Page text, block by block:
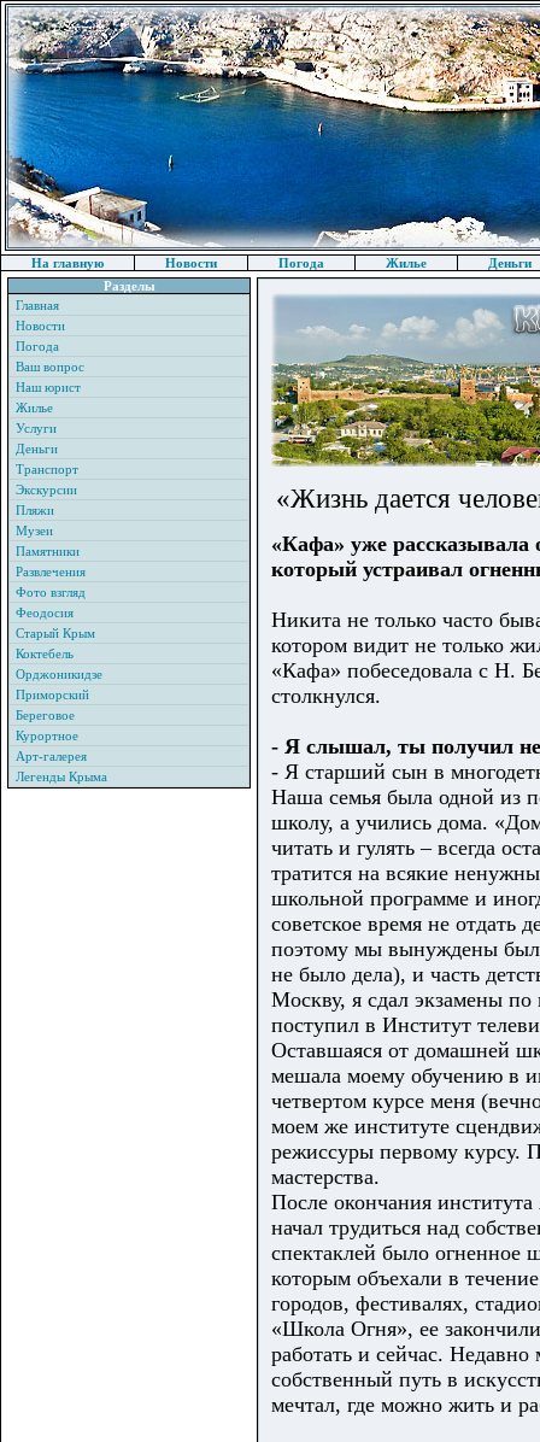
На главную Новости Погода Жилье
Деньги
Разделы
Главная
Новости
Погода
Ваш вопрос
Наш юрист
Жилье
Услуги
Деньги
Транспорт
Экскурсии
Пляжи
Музеи
Памятники
Развлечения
Фото взгляд
Феодосия
Старый Крым
Коктебель
Орджоникидзе
Приморский
Береговое
Курортное
Арт-галерея
Легенды Крыма
«Жизнь дается
«Кафа» уже
который устраивал
Никита не только часто
котором видит не только
«Кафа» побеседовала с Н.
столкнулся.
- Я слышал, ты получил
- Я старший сын в
Наша семья была одной из
школу, а учились дома.
читать и гулять – всегда
тратится на всякие
школьной программе и
советское время не отдать
поэтому мы вынуждены
не было дела), и часть
Москву, я сдал экзамены по
поступил в Институт
Оставшаяся от домашней
мешала моему обучению в
четвертом курсе меня
моем же институте
режиссуры первому курсу.
мастерства.
После окончания
начал трудиться над
спектаклей было огненное
которым объехали в
городов, фестивалях,
«Школа Огня», ее
работать и сейчас.
собственный путь в
мечтал, где можно жить и